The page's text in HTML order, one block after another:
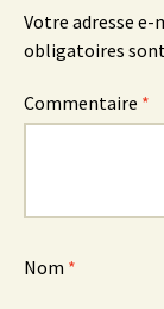
Votre adresse e-
obligatoires
Commentaire *
Nom *